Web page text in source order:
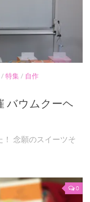
/ 特集/ 自作
バウムクーヘ
念願のスイーツそ
0